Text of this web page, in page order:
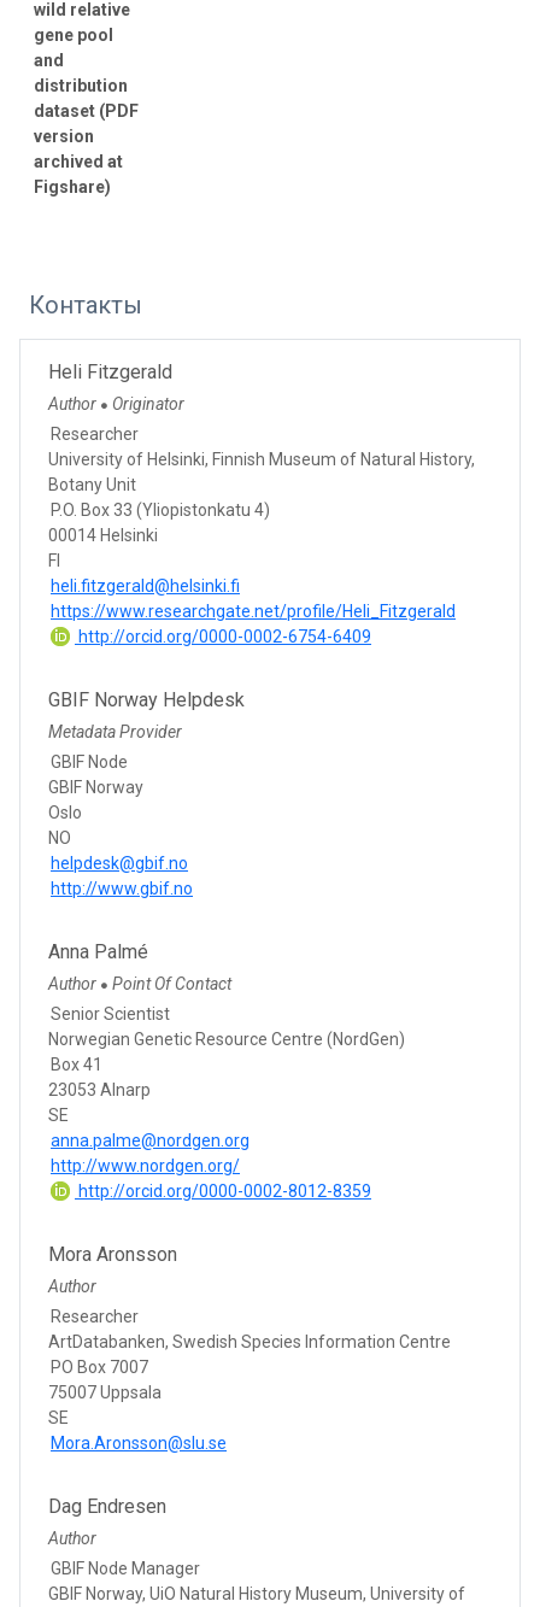
wild relative
gene pool
and
distribution
dataset (PDF
version
archived at
Figshare)
Контакты
Heli Fitzgerald
Author ● Originator
Researcher
University of Helsinki, Finnish Museum of Natural History,
Botany Unit
P.O. Box 33 (Yliopistonkatu 4)
00014 Helsinki
FI
heli.fitzgerald@helsinki.fi
https://www.researchgate.net/profile/Heli_Fitzgerald
http://orcid.org/0000-0002-6754-6409
GBIF Norway Helpdesk
Metadata Provider
GBIF Node
GBIF Norway
Oslo
NO
helpdesk@gbif.no
http://www.gbif.no
Anna Palmé
Author ● Point Of Contact
Senior Scientist
Norwegian Genetic Resource Centre (NordGen)
Box 41
23053 Alnarp
SE
anna.palme@nordgen.org
http://www.nordgen.org/
http://orcid.org/0000-0002-8012-8359
Mora Aronsson
Author
Researcher
ArtDatabanken, Swedish Species Information Centre
PO Box 7007
75007 Uppsala
SE
Mora.Aronsson@slu.se
Dag Endresen
Author
GBIF Node Manager
GBIF Norway, UiO Natural History Museum, University of